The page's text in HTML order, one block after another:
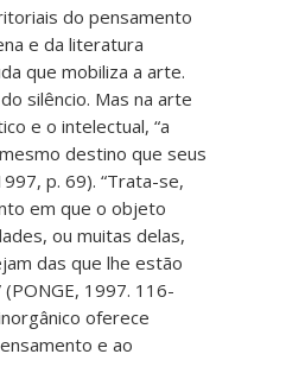
do pensamento
e da literatura
que mobiliza a arte.
silêncio. Mas na arte
e o intelectual, “a
destino que seus
p. 69). “Trata-se,
em que o objeto
ou muitas delas,
das que lhe estão
1997. 116-
oferece
e ao